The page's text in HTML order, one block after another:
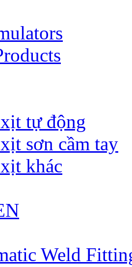
tự động
sơn cầm tay
khác
Weld